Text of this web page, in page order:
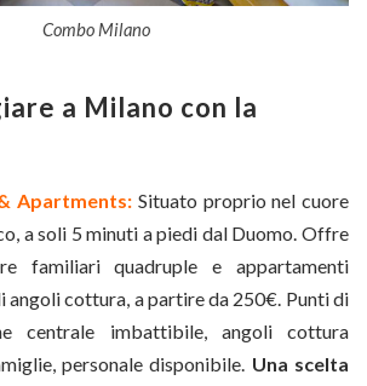
Combo Milano
a Milano con la
Apartments: Situato proprio nel cuore
a soli 5 minuti a piedi dal Duomo. Offre
familiari quadruple e appartamenti
cottura, a partire da 250€. Punti di
centrale imbattibile, angoli cottura
personale disponibile. Una scelta